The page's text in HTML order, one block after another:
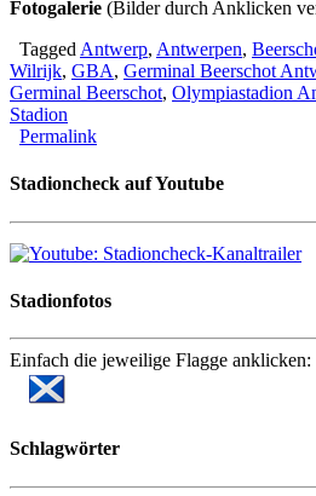
Fotogalerie (Bilder durch Anklicken
Tagged Antwerp, Antwerpen,
Wilrijk, GBA, Germinal Beerschot
Germinal Beerschot, Olympiastadion
Stadion
Permalink
Stadioncheck auf Youtube
Stadionfotos
Einfach die jeweilige Flagge anklicken:
Schlagwörter